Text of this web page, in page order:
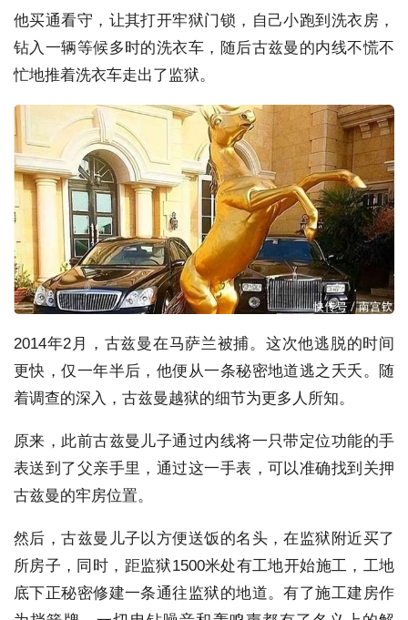
他买通看守，让其打开牢狱门锁，自己小跑到洗衣房，
钻入一辆等候多时的洗衣车，随后古兹曼的内线不慌不
忙地推着洗衣车走出了监狱。
2014年2月，古兹曼在马萨兰被捕。这次他逃脱的时间
更快，仅一年半后，他便从一条秘密地道逃之夭夭。随
着调查的深入，古兹曼越狱的细节为更多人所知。
原来，此前古兹曼儿子通过内线将一只带定位功能的手
表送到了父亲手里，通过这一手表，可以准确找到关押
古兹曼的牢房位置。
然后，古兹曼儿子以方便送饭的名头，在监狱附近买了
所房子，同时，距监狱1500米处有工地开始施工，工地
底下正秘密修建一条通往监狱的地道。有了施工建房作